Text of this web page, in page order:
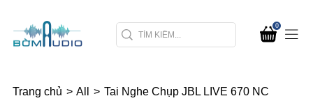
0
Trang chủ > All > Tai Nghe Chụp JBL LIVE 670 NC